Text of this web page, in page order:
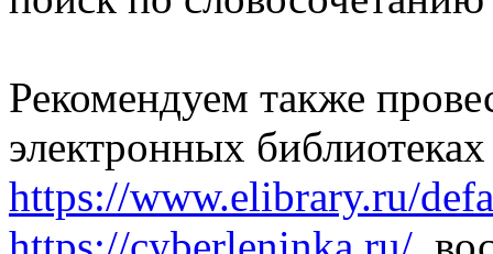
Рекомендуем также
электронных
https://www.elibrary.ru/